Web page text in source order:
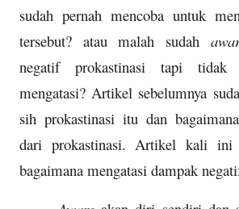
sudah pernah mencoba untuk
tersebut? atau malah sudah
negatif prokastinasi tapi tidak
mengatasi? Artikel sebelumnya
sih prokastinasi itu dan
dari prokastinasi. Artikel kali ini
bagaimana mengatasi dampak